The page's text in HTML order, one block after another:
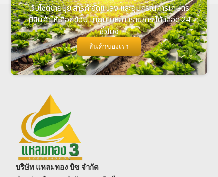
เว็บไซต์ขายปุ๋ย สารกำจัดแมลง และอุปกรณ์การเกษตร
มีสินค้าให้เลือกช้อป มากมายหลายรายการ ได้ตลอด 24
ชั่วโมง
สินค้าของเรา
บริษัท แหลมทอง บิซ จำกัด